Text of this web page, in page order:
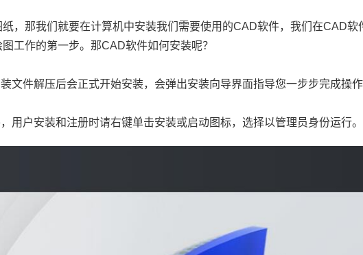
，那我们就要在计算机中安装我们需要使用的CAD软件，我们在CAD软
工作的第一步。那CAD软件如何安装呢？
文件解压后会正式开始安装，会弹出安装向导界面指导您一步步完成操
用户安装和注册时请右键单击安装或启动图标，选择以管理员身份运行。